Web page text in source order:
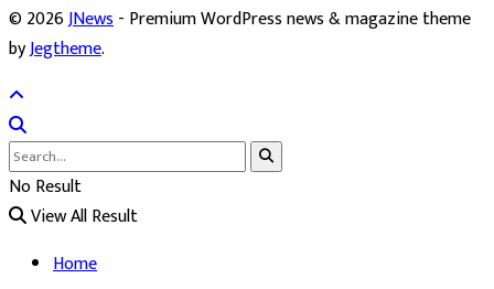
© 2026JNews- Premium WordPress news & magazine theme
byJegtheme.
No Result
View All Result
Home